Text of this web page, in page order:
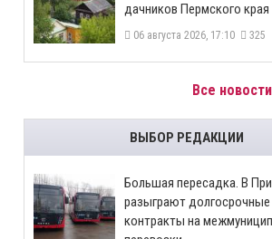
дачников Пермского края
06 августа 2026, 17:10 325
Все
ВЫБОР РЕДАКЦИИ
Большая пересадка. В
разыграют долгосрочные
контракты на